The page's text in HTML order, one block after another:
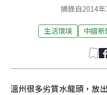
摘錄自2014
生活環境 中國新
溫州很多劣質水龍頭，放